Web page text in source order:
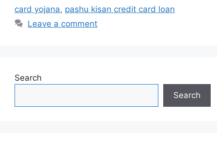
card yojana, pashu kisan credit card loan
Leave a comment
Search
Search